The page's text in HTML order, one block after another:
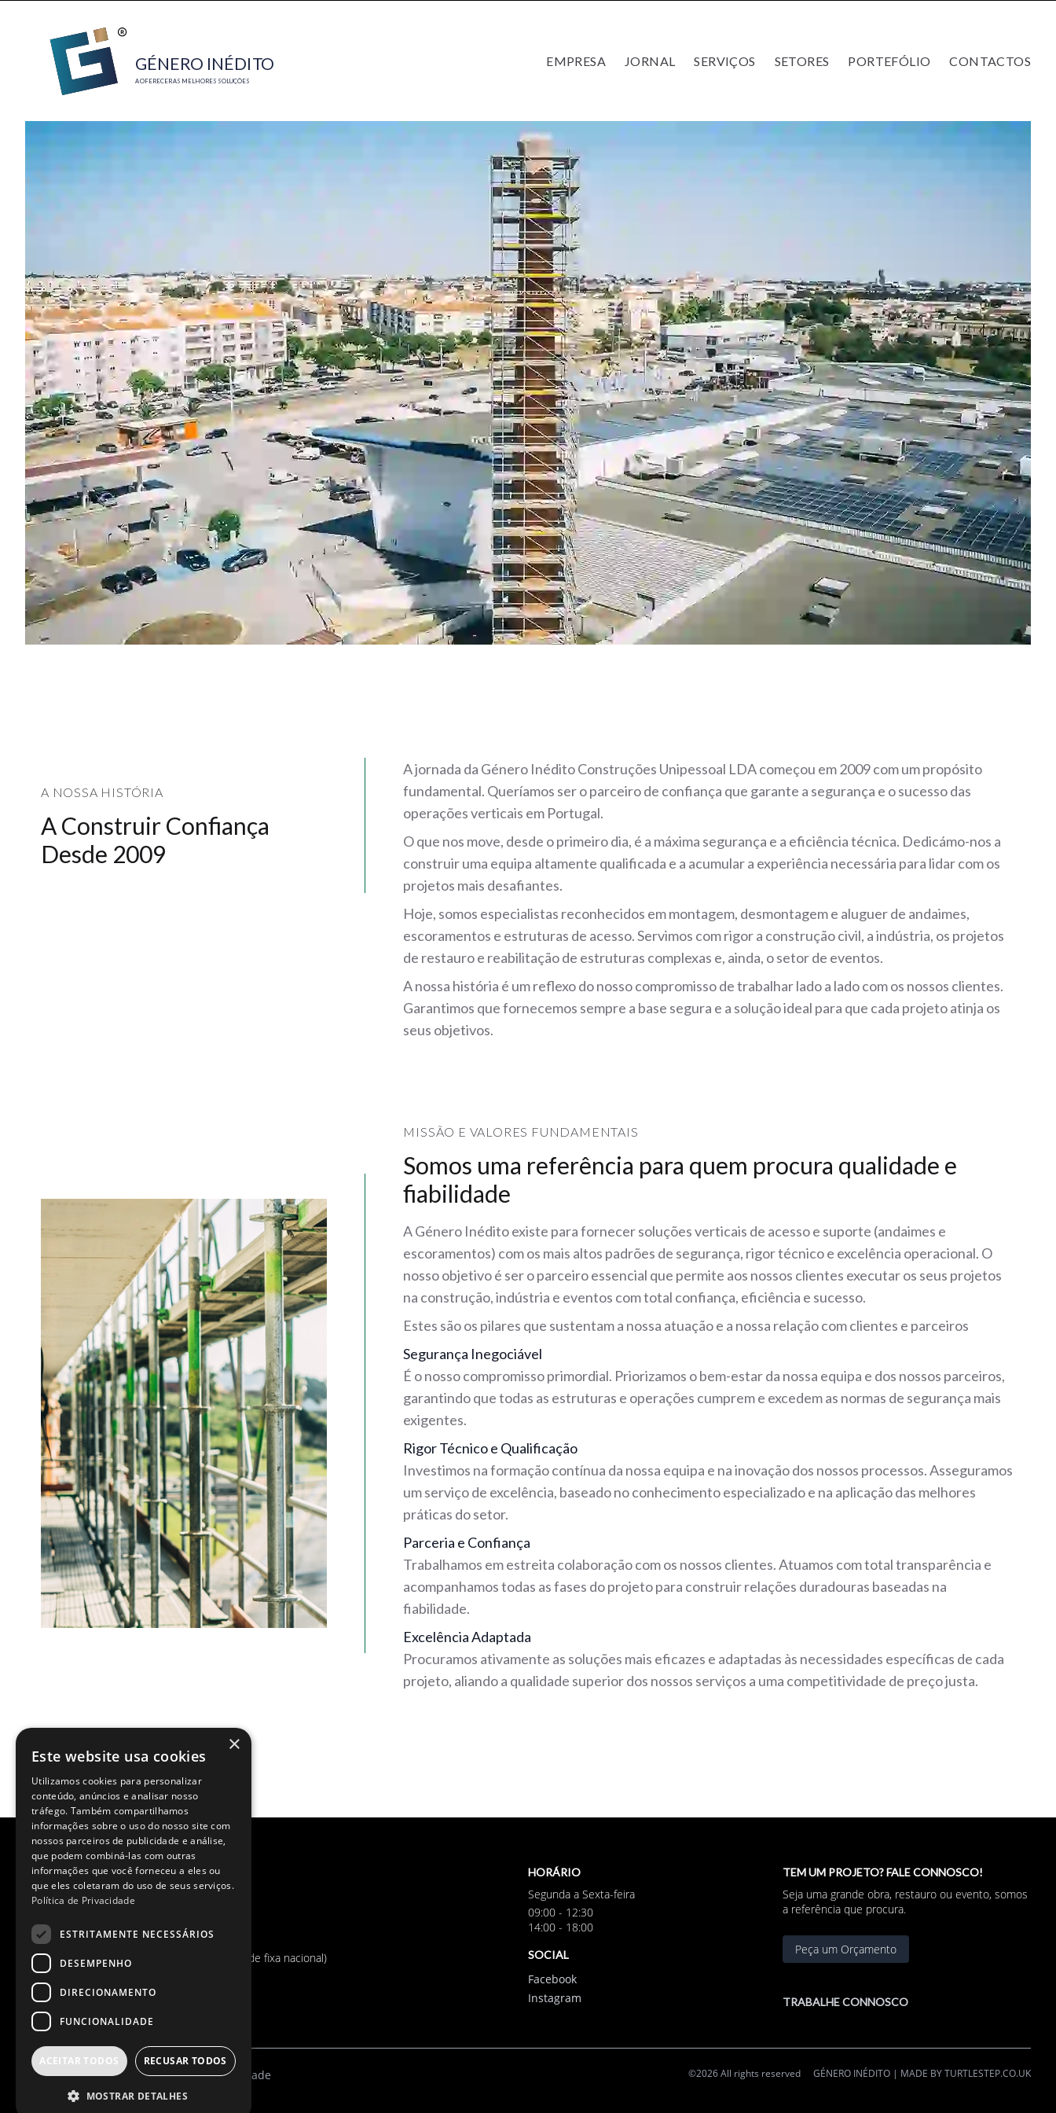
GÉNERO INÉDITO
A OFERECER AS MELHORES SOLUÇÕES
EMPRESA JORNAL SERVIÇOS SETORES PORTEFÓLIO CONTACTOS
A NOSSA HISTÓRIA
A Construir Confiança
Desde 2009
A jornada da Género Inédito Construções Unipessoal LDA começou em 2009 com um propósito
fundamental. Queríamos ser o parceiro de confiança que garante a segurança e o sucesso das
operações verticais em Portugal.
O que nos move, desde o primeiro dia, é a máxima segurança e a eficiência técnica. Dedicámo-nos a
construir uma equipa altamente qualificada e a acumular a experiência necessária para lidar com os
projetos mais desafiantes.
Hoje, somos especialistas reconhecidos em montagem, desmontagem e aluguer de andaimes,
escoramentos e estruturas de acesso. Servimos com rigor a construção civil, a indústria, os projetos
de restauro e reabilitação de estruturas complexas e, ainda, o setor de eventos.
A nossa história é um reflexo do nosso compromisso de trabalhar lado a lado com os nossos clientes.
Garantimos que fornecemos sempre a base segura e a solução ideal para que cada projeto atinja os
seus objetivos.
MISSÃO E VALORES FUNDAMENTAIS
Somos uma referência para quem procura qualidade e
fiabilidade
A Género Inédito existe para fornecer soluções verticais de acesso e suporte (andaimes e
escoramentos) com os mais altos padrões de segurança, rigor técnico e excelência operacional. O
nosso objetivo é ser o parceiro essencial que permite aos nossos clientes executar os seus projetos
na construção, indústria e eventos com total confiança, eficiência e sucesso.
Estes são os pilares que sustentam a nossa atuação e a nossa relação com clientes e parceiros
Segurança Inegociável
É o nosso compromisso primordial. Priorizamos o bem-estar da nossa equipa e dos nossos parceiros,
garantindo que todas as estruturas e operações cumprem e excedem as normas de segurança mais
exigentes.
Rigor Técnico e Qualificação
Investimos na formação contínua da nossa equipa e na inovação dos nossos processos. Asseguramos
um serviço de excelência, baseado no conhecimento especializado e na aplicação das melhores
práticas do setor.
Parceria e Confiança
Trabalhamos em estreita colaboração com os nossos clientes. Atuamos com total transparência e
acompanhamos todas as fases do projeto para construir relações duradouras baseadas na
fiabilidade.
Excelência Adaptada
Procuramos ativamente as soluções mais eficazes e adaptadas às necessidades específicas de cada
projeto, aliando a qualidade superior dos nossos serviços a uma competitividade de preço justa.
MORADA E CONTATOS
AVENIDA ORDEM CISTER, TAPADINHA 8
3610-119 CASTANHEIRO DO OURO
PORTUGAL
PHONE+351 254 781 302
(Chamada para rede fixa nacional)
EMAIL
HORÁRIO
Segunda a Sexta-feira
09:00 - 12:30
14:00 - 18:00
SOCIAL
Facebook
Instagram
TEM UM PROJETO? FALE CONNOSCO!
Seja uma grande obra, restauro ou evento, somos
a referência que procura.
Peça um Orçamento
TRABALHE CONNOSCO
Termos & Condições Política de Privacidade ©2026 All rights reserved GÉNERO INÉDITO | MADE BYTURTLESTEP.CO.UK
×
Este website usa cookies
Utilizamos cookies para personalizar
conteúdo, anúncios e analisar nosso
tráfego. Também compartilhamos
informações sobre o uso do nosso site com
nossos parceiros de publicidade e análise,
que podem combiná-las com outras
informações que você forneceu a eles ou
que eles coletaram do uso de seus serviços.
Política de Privacidade
ESTRITAMENTE NECESSÁRIOS
DESEMPENHO
DIRECIONAMENTO
FUNCIONALIDADE
ACEITAR TODOS RECUSAR TODOS
MOSTRAR DETALHES